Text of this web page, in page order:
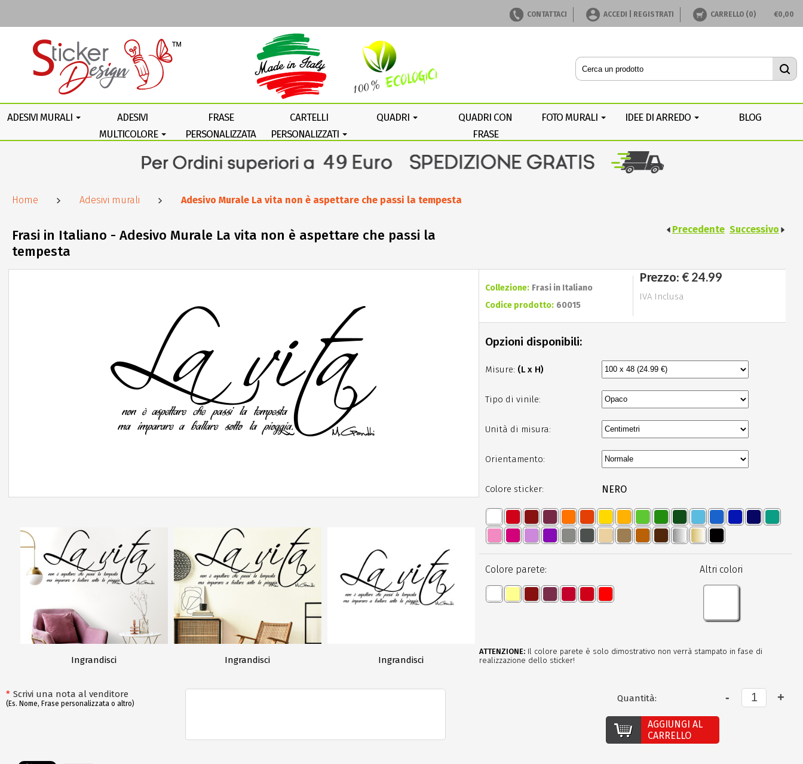
Home Adesivi murali Adesivo Murale La vita non è aspettare che passi la tempesta
Frasi in Italiano - Adesivo Murale La vita non è aspettare che passi la
tempesta
Precedente Successivo
Ingrandisci Ingrandisci Ingrandisci
Collezione: Frasi in Italiano
Codice prodotto: 60015
Prezzo: € 24.99
IVA Inclusa
Opzioni disponibili:
Misure: (L x H)
Tipo di vinile:
Unità di misura:
Orientamento:
Colore sticker: NERO
Colore parete: Altri colori
ATTENZIONE: Il colore parete è solo dimostrativo non verrà stampato in fase di
realizzazione dello sticker!
* Scrivi una nota al venditore
(Es. Nome, Frase personalizzata o altro) Quantità:
AGGIUNGI AL
CARRELLO
CONTATTACI ACCEDI | REGISTRATI CARRELLO (0) €0,00
ADESIVI MURALI
ADESIVI
MULTICOLORE
FRASE
PERSONALIZZATA
CARTELLI
PERSONALIZZATI
QUADRI
QUADRI CON
FRASE
FOTO MURALI IDEE DI ARREDO BLOG